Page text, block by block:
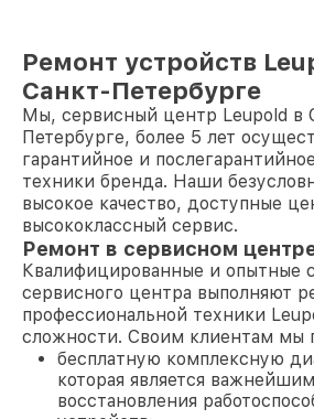
Ремонт устройств
Санкт-Петербурге
Мы, сервисный центр Leupold в
Петербурге, более 5 лет
гарантийное и
техники бренда. Наши
высокое качество, доступные
высококлассный сервис.
Ремонт в сервисном
Квалифицированные и опытные
сервисного центра выполняют
профессиональной техники
сложности. Своим клиентам мы
бесплатную комплексную
которая является
восстановления